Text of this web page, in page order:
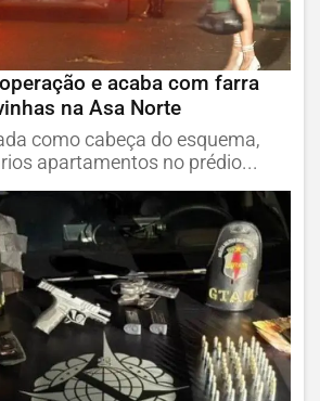
e acaba com farra
na Asa Norte
como cabeça do esquema,
apartamentos no prédio...